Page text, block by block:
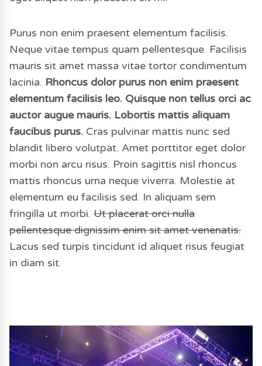
Purus non enim praesent elementum facilisis.
Neque vitae tempus quam pellentesque. Facilisis
mauris sit amet massa vitae tortor condimentum
lacinia. Rhoncus dolor purus non enim praesent
elementum facilisis leo. Quisque non tellus orci ac
auctor augue mauris. Lobortis mattis aliquam
faucibus purus. Cras pulvinar mattis nunc sed
blandit libero volutpat. Amet porttitor eget dolor
morbi non arcu risus. Proin sagittis nisl rhoncus
mattis rhoncus urna neque viverra. Molestie at
elementum eu facilisis sed. In aliquam sem
fringilla ut morbi.Ut placerat orci nulla
pellentesque dignissim enim sit amet venenatis.
Lacus sed turpis tincidunt id aliquet risus feugiat
in diam sit.